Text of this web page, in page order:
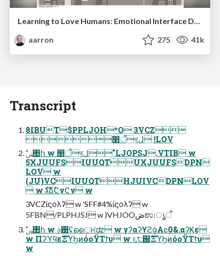
aarron
275 41k
Transcript
8IBUT$PPLJOH*O 3VCZ
෢ऀথل !LOV
5XJUUFSIUUQTUXJUUFSDPN
LOV w
(JU)VCIUUQTHJUIVCDPNLOV
 w גࣜձࣾϚνϚν w
3VCZίϛολʔ w 'SFF#4%ίϛολʔ w
5FBN/PLPHJSJ w )VHJOOڞಉ։ൃऀ
w ΠʔϓϥεެࣜΞϓϦͷόοΫΤϯυ w ૬੮԰ެࣜΞϓϦͷόοΫΤϯυ
w